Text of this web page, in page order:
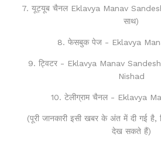
7. यूट्यूब चैनल Eklavya Manav
साथ)
8. फेसबुक पेज - Eklavya
9. ट्विटर - Eklavya Manav
Nishad
10. टेलीग्राम चैनल - Eklavya
(पूरी जानकारी इसी खबर के अंत में दी गई
देख सकते हैं)